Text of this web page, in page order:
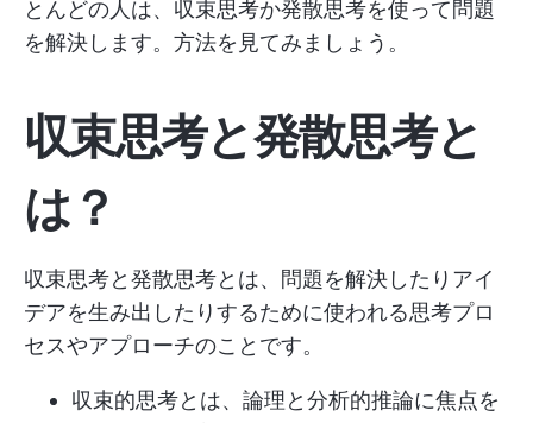
とんどの人は、収束思考か発散思考を使って問題
を解決します。方法を見てみましょう。
収束思考と発散思考と
は？
収束思考と発散思考とは、問題を解決したりアイ
デアを生み出したりするために使われる思考プロ
セスやアプローチのことです。
収束的思考とは、論理と分析的推論に焦点を